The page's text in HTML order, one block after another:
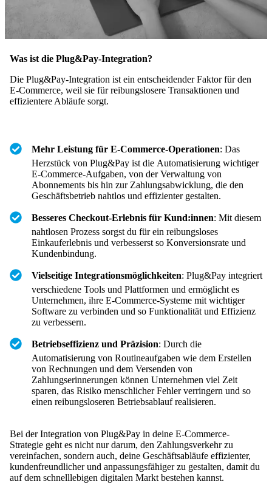
Was ist die Plug&Pay-Integration?
Die Plug&Pay-Integration ist ein entscheidender Faktor für den
E-Commerce, weil sie für reibungslosere Transaktionen und
effizientere Abläufe sorgt.
Mehr Leistung für E-Commerce-Operationen: Das
Herzstück von Plug&Pay ist die Automatisierung wichtiger
E-Commerce-Aufgaben, von der Verwaltung von
Abonnements bis hin zur Zahlungsabwicklung, die den
Geschäftsbetrieb nahtlos und effizienter gestalten.
Besseres Checkout-Erlebnis für Kund:innen: Mit diesem
nahtlosen Prozess sorgst du für ein reibungsloses
Einkauferlebnis und verbesserst so Konversionsrate und
Kundenbindung.
Vielseitige Integrationsmöglichkeiten: Plug&Pay integriert
verschiedene Tools und Plattformen und ermöglicht es
Unternehmen, ihre E-Commerce-Systeme mit wichtiger
Software zu verbinden und so Funktionalität und Effizienz
zu verbessern.
Betriebseffizienz und Präzision: Durch die
Automatisierung von Routineaufgaben wie dem Erstellen
von Rechnungen und dem Versenden von
Zahlungserinnerungen können Unternehmen viel Zeit
sparen, das Risiko menschlicher Fehler verringern und so
einen reibungsloseren Betriebsablauf realisieren.
Bei der Integration von Plug&Pay in deine E-Commerce-
Strategie geht es nicht nur darum, den Zahlungsverkehr zu
vereinfachen, sondern auch, deine Geschäftsabläufe effizienter,
kundenfreundlicher und anpassungsfähiger zu gestalten, damit du
auf dem schnelllebigen digitalen Markt bestehen kannst.